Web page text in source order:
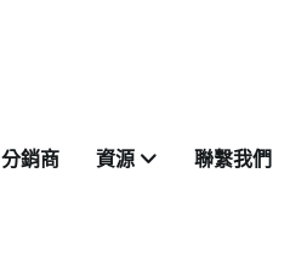
分銷商 資源 聯繫我們